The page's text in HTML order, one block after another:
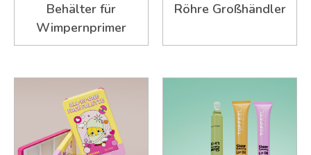
Behälter für
Wimpernprimer
Röhre Großhändler